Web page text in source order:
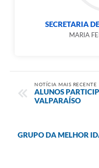
SECRETARIA
MARIA
NOTÍCIA MAIS RECENTE
ALUNOS
VALPARAÍSO
GRUPO DA MELHOR